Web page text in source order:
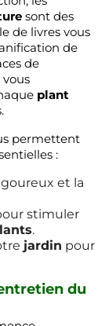
sont des
de livres vous
de
de
plant
permettent
:
et la
stimuler
.
jardin pour
du